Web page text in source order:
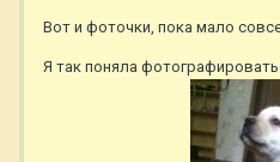
Вот и фоточки, пока мало
Я так поняла